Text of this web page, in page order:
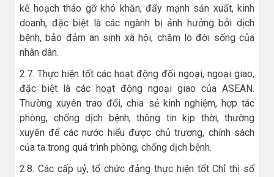
kế hoạch tháo gỡ khó khăn, đẩy mạnh sản xuất, kinh
doanh, đặc biệt là các ngành bị ảnh hưởng bởi dịch
bệnh, bảo đảm an sinh xã hội, chăm lo đời sống của
nhân dân.
2.7. Thực hiện tốt các hoạt động đối ngoại, ngoại giao,
đặc biệt là các hoạt động ngoại giao của ASEAN.
Thường xuyên trao đổi, chia sẻ kinh nghiệm, hợp tác
phòng, chống dịch bệnh; thông tin kịp thời, thường
xuyên để các nước hiểu được chủ trương, chính sách
của ta trong quá trình phòng, chống dịch bệnh.
2.8. Các cấp uỷ, tổ chức đảng thực hiện tốt Chỉ thị số